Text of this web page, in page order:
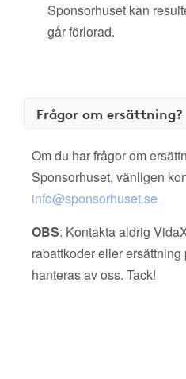
Sponsorhuset kan
går förlorad.
Frågor om ersättning?
Om du har frågor om
Sponsorhuset, vänligen
info@sponsorhuset.se
OBS: Kontakta aldrig
rabattkoder eller
hanteras av oss. Tack!